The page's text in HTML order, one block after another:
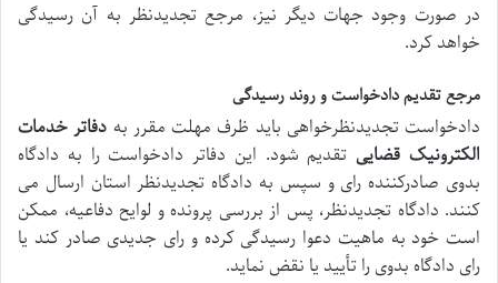
در صورت وجود جهات دیگر نیز، مرجع تجدیدنظر به آن رسیدگی
خواهد کرد.
مرجع تقدیم دادخواست و روند رسیدگی
دادخواست تجدیدنظرخواهی باید ظرف مهلت مقرر به دفاتر خدمات
الکترونیک قضاییتقدیم شود. این دفاتر دادخواست را به دادگاه
بدوی صادرکننده رای و سپس به دادگاه تجدیدنظر استان ارسال می
کنند. دادگاه تجدیدنظر، پس از بررسی پرونده و لوایح دفاعیه، ممکن
است خود به ماهیت دعوا رسیدگی کرده و رای جدیدی صادر کند یا
رای دادگاه بدوی را تأیید یا نقض نماید.